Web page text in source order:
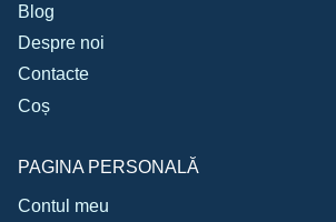
Blog
Despre noi
Contacte
Coș
PAGINA PERSONALĂ
Contul meu